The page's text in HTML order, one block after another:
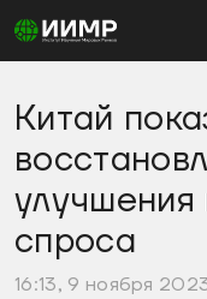
Китай
улучшения
спроса
16:13, 9 ноября